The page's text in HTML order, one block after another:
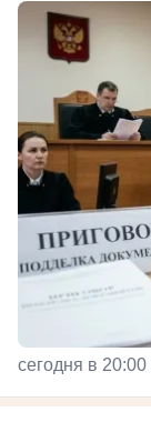
сегодня в 20:00